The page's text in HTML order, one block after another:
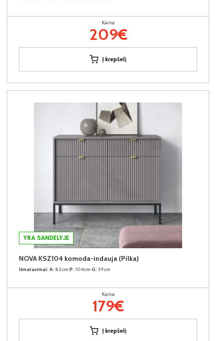
Kaina:
209€
Į krepšelį
YRA SANDĖLYJE
NOVA KSZ104 komoda-indauja (Pilka)
Išmatavimai: A: 83cm P: 104cm G: 39cm
Kaina:
179€
Į krepšelį